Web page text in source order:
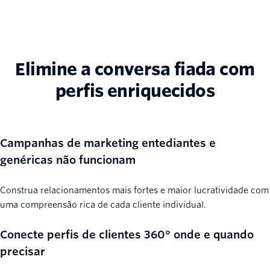
Elimine a conversa fiada com
perfis enriquecidos
Campanhas de marketing entediantes e
genéricas não funcionam
Construa relacionamentos mais fortes e maior lucratividade com
uma compreensão rica de cada cliente individual.
Conecte perfis de clientes 360° onde e quando
precisar